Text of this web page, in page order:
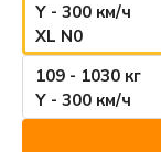
Y - 300 км/ч
XL N0
109 - 1030 кг
Y - 300 км/ч